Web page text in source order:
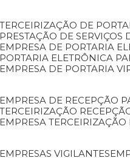
TERCEIRIZAÇÃO DE
PRESTAÇÃO DE
EMPRESA DE PORTARIA
PORTARIA ELETRÔNICA
EMPRESA DE PORTARIA
EMPRESA DE RECEPÇÃO
TERCEIRIZAÇÃO
EMPRESA
EMPRESAS VIGILANTES